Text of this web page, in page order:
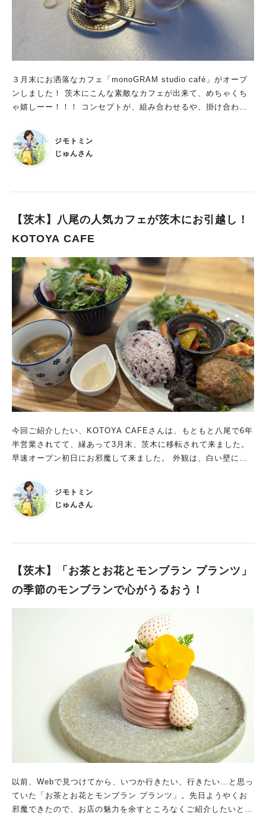
３月末にお洒落なカフェ「monoGRAM studio café」がオープ
ンしました！ 茨木にこんな素敵なカフェが出来て、めちゃくち
ゃ嬉しーー！！！ コンセプトが、組み合わせるや、掛け合わせ
ィークな家具や小物で、モダンな雰囲気とが掛け合わされ、とっ
てもお洒落な空間です！ ドリンクとスイーツは、ベースがチョ
コでいろんな味と組み合わされていて、見た目にも可愛いいお菓
入り！週末は、空いてたらラッキー！絶対座りたい時は、予約が
ジモトミン
じゅんさん
【茨木】八尾の人気カフェが茨木にお引越し！
KOTOYA CAFE
今回ご紹介したい、KOTOYA CAFEさんは、もともと八尾で6年
半営業されてて、縁あって3月末、茨木に移転されて来ました。
早速オープン初日にお邪魔して来ました。 外観は、白い壁に小
は雰囲気を楽しみたくって、カフェタイムに。 中も白い壁を基
調としてて、落ち着ける感じ。 これは絶対お友達と来たい！と
再び来店。 今度は予約してランチに行って来ました！ ランチ
ットは、自慢の手作りのお味噌を付けてどうぞ！ということで、
がめっちゃ美味しい！葉っぱのところまで全部キレイにいただき
ました！ ごはんが十穀米なのも、良かったです。 そして、お味
噌汁も手作りのお味噌で作られていますよ！ これはもう、絶対
食べに行って欲しいーーー！ お席が空いてても、混み合ってい
ると、お料理を提供するのに時間がかかる事があるので、予約す
ジモトミン
じゅんさん
【茨木】「お茶とお花とモンブラン プランツ」
の季節のモンブランで心がうるおう！
以前、Webで見つけてから、いつか行きたい、行きたい…と思っ
ていた「お茶とお花とモンブラン プランツ」。先日ようやくお
邪魔できたので、お店の魅力を余すところなくご紹介したいと思